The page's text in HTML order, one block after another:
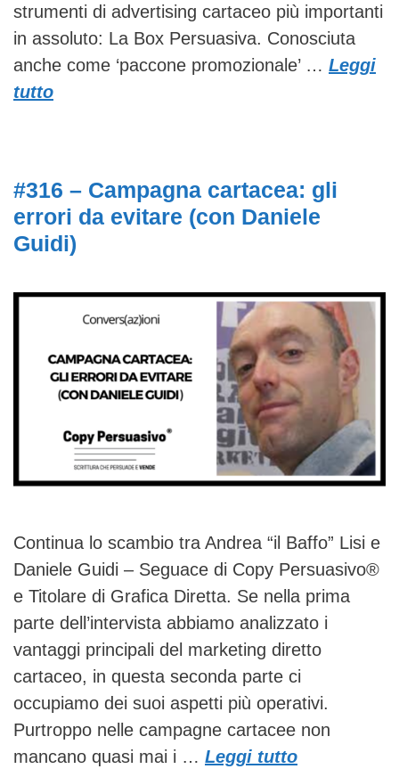
strumenti di advertising cartaceo più importanti
in assoluto: La Box Persuasiva. Conosciuta
anche come ‘paccone promozionale’ … Leggi
tutto
#316 – Campagna cartacea: gli
errori da evitare (con Daniele
Guidi)
Continua lo scambio tra Andrea “il Baffo” Lisi e
Daniele Guidi – Seguace di Copy Persuasivo®
e Titolare di Grafica Diretta. Se nella prima
parte dell’intervista abbiamo analizzato i
vantaggi principali del marketing diretto
cartaceo, in questa seconda parte ci
occupiamo dei suoi aspetti più operativi.
Purtroppo nelle campagne cartacee non
mancano quasi mai i … Leggi tutto